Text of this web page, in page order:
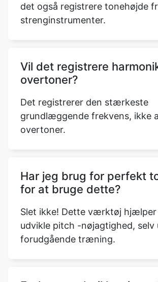
det også registrere tonehøjde
strenginstrumenter.
Vil det registrere
overtoner?
Det registrerer den stærkeste
grundlæggende frekvens, ikke
overtoner.
Har jeg brug for perfekt
for at bruge dette?
Slet ikke! Dette værktøj hjælper
udvikle pitch -nøjagtighed, selv
forudgående træning.